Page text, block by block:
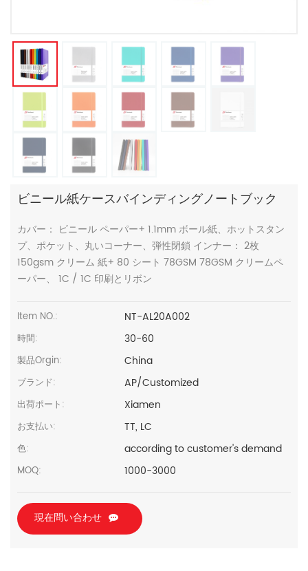
ビニール紙ケースバインディングノートブック
カバー： ビニール ペーパー+ 1.1mm ボール紙、ホットスタン
プ、ポケット、丸いコーナー、弾性閉鎖 インナー： 2枚
150gsm クリーム 紙+ 80 シート 78GSM 78GSM クリームペ
ーパー、 1C / 1C 印刷とリボン
Item NO.: NT-AL20A002
時間: 30-60
製品Orgin: China
ブランド: AP/Customized
出荷ポート: Xiamen
お支払い: TT, LC
色: according to customer's demand
MOQ: 1000-3000
現在問い合わせ